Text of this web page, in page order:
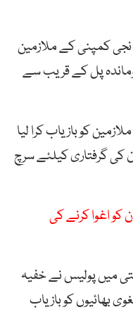
گاڑیوں میں نجی کمپنی کے ملازمین
پل کے قریب سے
پولیس نے ملزمان کا تعاقب کرکے 6 ملازمین کو بازیاب کرا لیا
کی گرفتاری کیلئے سرچ
کو اغوا کرنے کی
میں پولیس نے خفیہ
بھائیوں کو بازیاب